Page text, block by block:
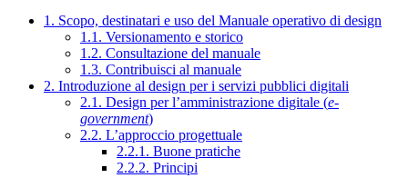
1. Scopo, destinatari e uso del Manuale operativo di design
1.1. Versionamento e storico
1.2. Consultazione del manuale
1.3. Contribuisci al manuale
2. Introduzione al design per i servizi pubblici digitali
2.1. Design per l’amministrazione digitale (e-
government)
2.2. L’approccio progettuale
2.2.1. Buone pratiche
2.2.2. Principi